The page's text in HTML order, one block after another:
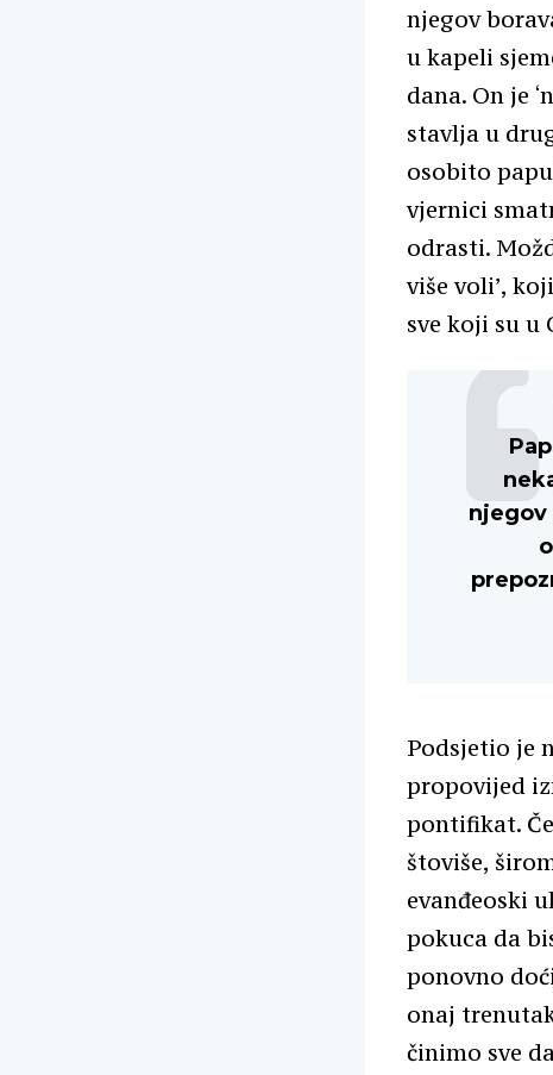
njegov
u kapeli
dana. On je
stavlja u
osobito
vjernici
odrasti.
više voli’,
sve koji su u
njegov
Podsjetio je
propovijed
pontifikat.
štoviše,
evanđeoski
pokuca da
ponovno
onaj
činimo sve